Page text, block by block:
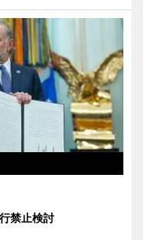
禁止検討